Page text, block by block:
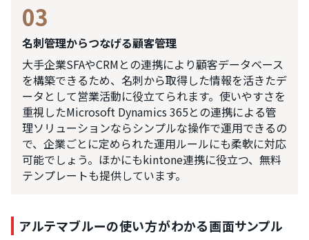
03
名刺管理からつなげる顧客管理
大手企業SFAやCRMとの連携により顧客データベース
を構築できるため、名刺から取得した情報を活きたデ
ータとして営業活動に役立てられます。使いやすさを
重視したMicrosoft Dynamics 365との連携による管
理ソリューションならシンプルな操作で運用できるの
で、企業ごとに定められた運用ルールにも柔軟に対応
可能でしょう。ほかにもkintone連携に役立つ、無料
テンプレートも提供しています。
アルテマブルーの使い方がわかる画面サンプル